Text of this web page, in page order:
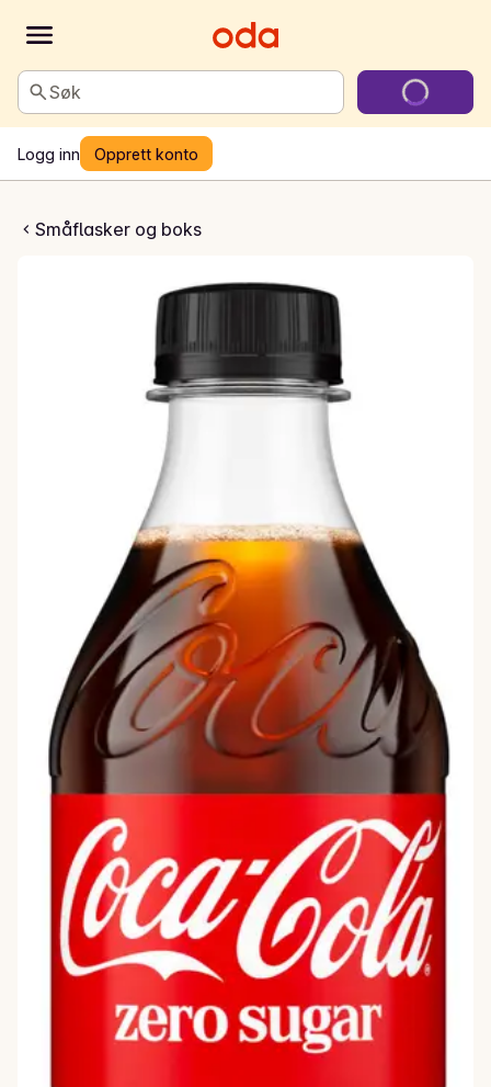
Søk
Logg inn Opprett konto
Småflasker og boks
Zero Sugar